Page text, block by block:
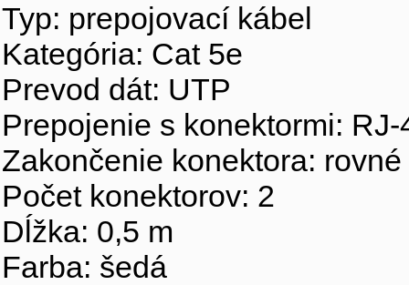
Typ: prepojovací kábel
Kategória: Cat 5e
Prevod dát: UTP
Prepojenie s konektormi:
Zakončenie konektora: rovné
Počet konektorov: 2
Dĺžka: 0,5 m
Farba: šedá